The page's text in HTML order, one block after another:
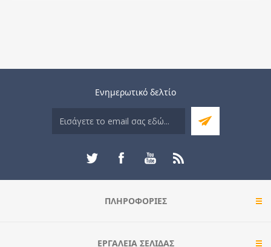
Ενημερωτικό δελτίο
ΠΛΗΡΟΦΟΡΊΕΣ
ΕΡΓΑΛΕΊΑ ΣΕΛΊΔΑΣ